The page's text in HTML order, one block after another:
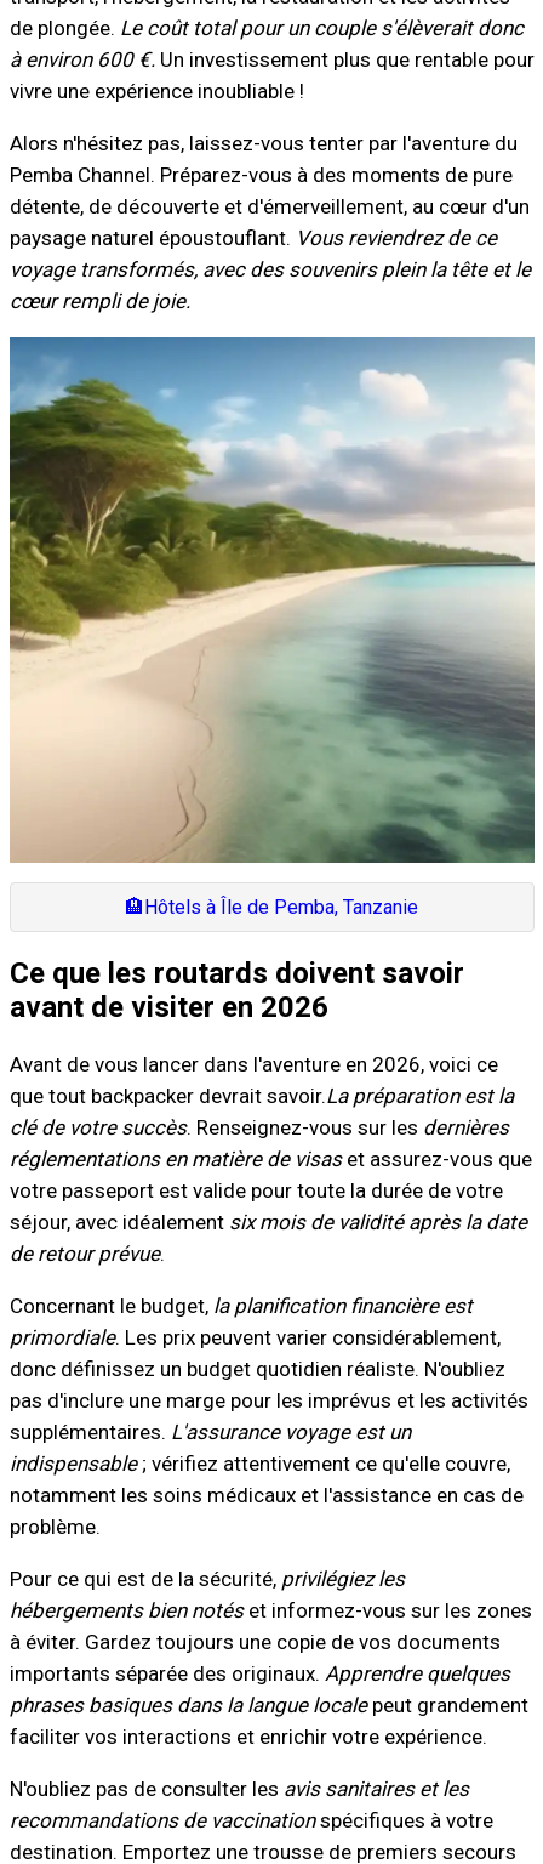
de plongée. Le coût total pour un couple s'élèverait donc
à environ 600 €.Un investissement plus que rentable pour
vivre une expérience inoubliable !
Alors n'hésitez pas, laissez-vous tenter par l'aventure du
Pemba Channel. Préparez-vous à des moments de pure
détente, de découverte et d'émerveillement, au cœur d'un
paysage naturel époustouflant. Vous reviendrez de ce
voyage transformés, avec des souvenirs plein la tête et le
cœur rempli de joie.
🏨Hôtels à Île de Pemba, Tanzanie
Ce que les routards doivent savoir
avant de visiter en 2026
Avant de vous lancer dans l'aventure en 2026, voici ce
que tout backpacker devrait savoir.La préparation est la
clé de votre succès. Renseignez-vous sur les dernières
réglementations en matière de visaset assurez-vous que
votre passeport est valide pour toute la durée de votre
séjour, avec idéalement six mois de validité après la date
de retour prévue.
Concernant le budget, la planification financière est
primordiale. Les prix peuvent varier considérablement,
donc définissez un budget quotidien réaliste. N'oubliez
pas d'inclure une marge pour les imprévus et les activités
supplémentaires. L'assurance voyage est un
indispensable; vérifiez attentivement ce qu'elle couvre,
notamment les soins médicaux et l'assistance en cas de
problème.
Pour ce qui est de la sécurité, privilégiez les
hébergements bien notéset informez-vous sur les zones
à éviter. Gardez toujours une copie de vos documents
importants séparée des originaux. Apprendre quelques
phrases basiques dans la langue localepeut grandement
faciliter vos interactions et enrichir votre expérience.
N'oubliez pas de consulter les avis sanitaires et les
recommandations de vaccinationspécifiques à votre
destination. Emportez une trousse de premiers secours